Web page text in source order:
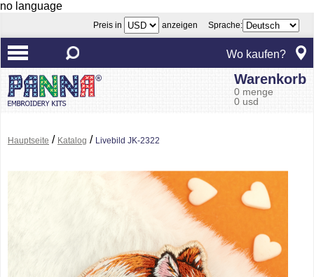
no language
Preis in anzeigen Sprache:
Wo kaufen?
Warenkorb
0 menge
0 usd
Hauptseite / Katalog / Livebild JK-2322